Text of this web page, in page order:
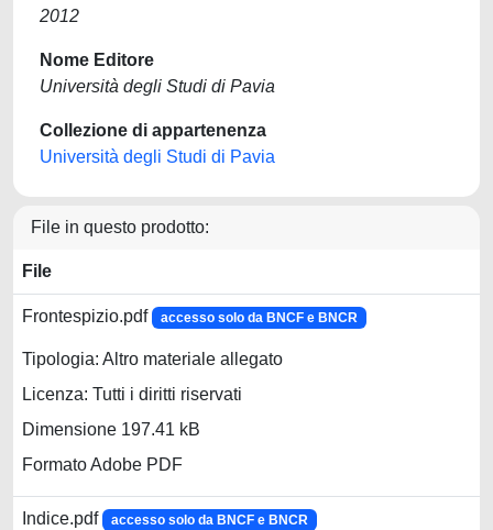
2012
Nome Editore
Università degli Studi di Pavia
Collezione di appartenenza
Università degli Studi di Pavia
File in questo prodotto:
File
Frontespizio.pdf accesso solo da BNCF e BNCR
Tipologia: Altro materiale allegato
Licenza: Tutti i diritti riservati
Dimensione 197.41 kB
Formato Adobe PDF
Indice.pdf accesso solo da BNCF e BNCR